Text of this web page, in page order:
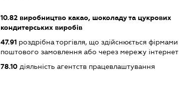
10.82 виробництво какао, шоколаду та цукрових
кондитерських виробів
47.91 роздрібна торгівля, що здійснюється фірмами
поштового замовлення або через мережу інтернет
78.10 діяльність агентств працевлаштування